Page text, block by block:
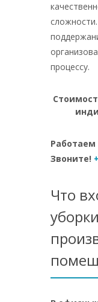
процессу.
Работаем
Звоните!
Что
уборки